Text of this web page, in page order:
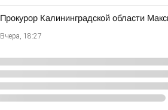
Прокурор Калининградской области
Вчера, 18:27